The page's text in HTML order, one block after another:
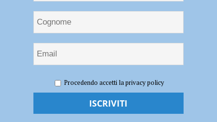
76enne e lo ricatta, arrestata 31enne
Seduce un 76enne e lo ricatta, arrestata
Procedendo accetti la privacy policy